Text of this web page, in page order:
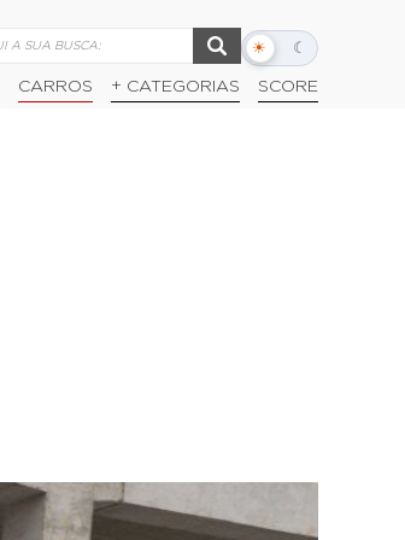
☀ ☾
Alternar
escuro
CARROS + CATEGORIAS SCORE